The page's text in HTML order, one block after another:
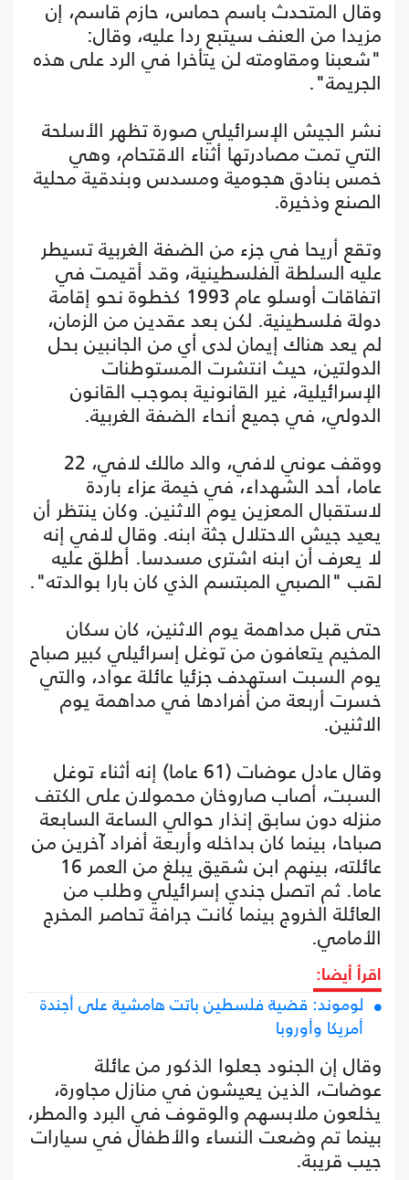
وقال المتحدث باسم حماس، حازم قاسم، إن
مزيدا من العنف سيتبع ردا عليه، وقال:
"شعبنا ومقاومته لن يتأخرا في الرد على هذه
الجريمة".
نشر الجيش الإسرائيلي صورة تظهر الأسلحة
التي تمت مصادرتها أثناء الاقتحام، وهي
خمس بنادق هجومية ومسدس وبندقية محلية
الصنع وذخيرة.
وتقع أريحا في جزء من الضفة الغربية تسيطر
عليه السلطة الفلسطينية، وقد أقيمت في
اتفاقات أوسلو عام 1993 كخطوة نحو إقامة
دولة فلسطينية. لكن بعد عقدين من الزمان،
لم يعد هناك إيمان لدى أي من الجانبين بحل
الدولتين، حيث انتشرت المستوطنات
الإسرائيلية، غير القانونية بموجب القانون
الدولي، في جميع أنحاء الضفة الغربية.
ووقف عوني لافي، والد مالك لافي، 22
عاما، أحد الشهداء، في خيمة عزاء باردة
لاستقبال المعزين يوم الاثنين. وكان ينتظر أن
يعيد جيش الاحتلال جثة ابنه. وقال لافي إنه
لا يعرف أن ابنه اشترى مسدسا. أطلق عليه
لقب "الصبي المبتسم الذي كان بارا بوالدته".
حتى قبل مداهمة يوم الاثنين، كان سكان
المخيم يتعافون من توغل إسرائيلي كبير صباح
يوم السبت استهدف جزئيا عائلة عواد، والتي
خسرت أربعة من أفرادها في مداهمة يوم
الاثنين.
وقال عادل عوضات (61 عاما) إنه أثناء توغل
السبت، أصاب صاروخان محمولان على الكتف
منزله دون سابق إنذار حوالي الساعة السابعة
صباحا، بينما كان بداخله وأربعة أفراد آخرين من
عائلته، بينهم ابن شقيق يبلغ من العمر 16
عاما. ثم اتصل جندي إسرائيلي وطلب من
العائلة الخروج بينما كانت جرافة تحاصر المخرج
الأمامي.
اقرأ أيضا:
لوموند: قضية فلسطين باتت هامشية على أجندة
أمريكا وأوروبا
وقال إن الجنود جعلوا الذكور من عائلة
عوضات، الذين يعيشون في منازل مجاورة،
يخلعون ملابسهم والوقوف في البرد والمطر،
بينما تم وضعت النساء والأطفال في سيارات
جيب قريبة.